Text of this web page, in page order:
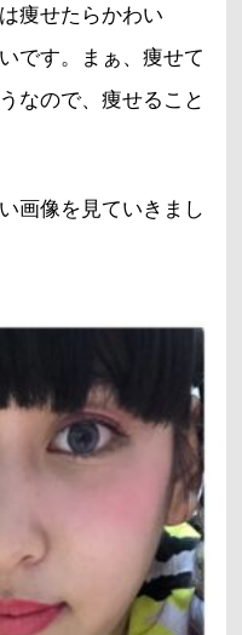
痩せたらかわい
です。まぁ、痩せて
なので、痩せること
画像を見ていきまし